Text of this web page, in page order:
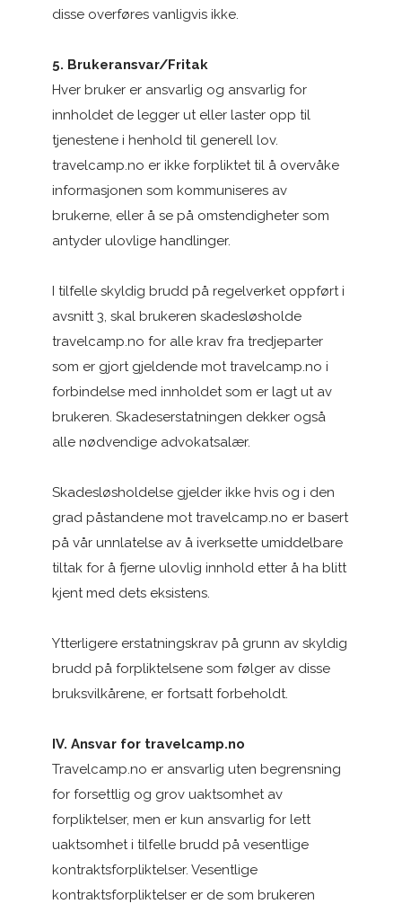
disse overføres vanligvis ikke.
5. Brukeransvar/Fritak
Hver bruker er ansvarlig og ansvarlig for
innholdet de legger ut eller laster opp til
tjenestene i henhold til generell lov.
travelcamp.no er ikke forpliktet til å overvåke
informasjonen som kommuniseres av
brukerne, eller å se på omstendigheter som
antyder ulovlige handlinger.
I tilfelle skyldig brudd på regelverket oppført i
avsnitt 3, skal brukeren skadesløsholde
travelcamp.no for alle krav fra tredjeparter
som er gjort gjeldende mot travelcamp.no i
forbindelse med innholdet som er lagt ut av
brukeren. Skadeserstatningen dekker også
alle nødvendige advokatsalær.
Skadesløsholdelse gjelder ikke hvis og i den
grad påstandene mot travelcamp.no er basert
på vår unnlatelse av å iverksette umiddelbare
tiltak for å fjerne ulovlig innhold etter å ha blitt
kjent med dets eksistens.
Ytterligere erstatningskrav på grunn av skyldig
brudd på forpliktelsene som følger av disse
bruksvilkårene, er fortsatt forbeholdt.
IV. Ansvar for travelcamp.no
Travelcamp.no er ansvarlig uten begrensning
for forsettlig og grov uaktsomhet av
forpliktelser, men er kun ansvarlig for lett
uaktsomhet i tilfelle brudd på vesentlige
kontraktsforpliktelser. Vesentlige
kontraktsforpliktelser er de som brukeren